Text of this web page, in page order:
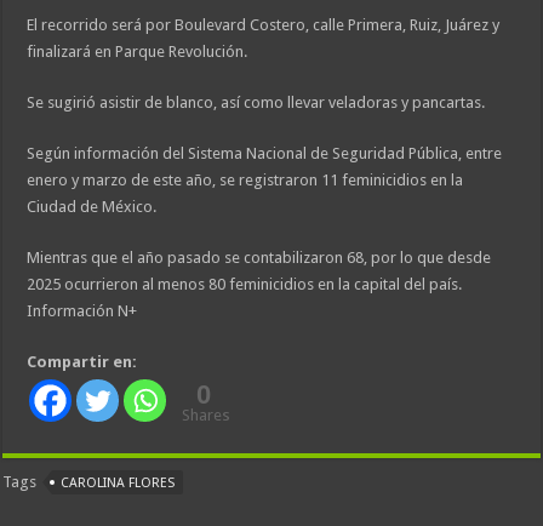
El recorrido será por Boulevard Costero, calle Primera, Ruiz, Juárez y
finalizará en Parque Revolución.
Se sugirió asistir de blanco, así como llevar veladoras y pancartas.
Según información del Sistema Nacional de Seguridad Pública, entre
enero y marzo de este año, se registraron 11 feminicidios en la
Ciudad de México.
Mientras que el año pasado se contabilizaron 68, por lo que desde
2025 ocurrieron al menos 80 feminicidios en la capital del país.
Información N+
Compartir en:
0
Shares
Tags CAROLINA FLORES